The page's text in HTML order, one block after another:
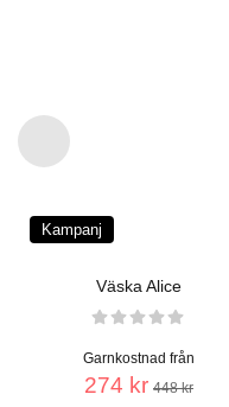
Kampanj
Väska Alice
Garnkostnad från
274 kr 448 kr